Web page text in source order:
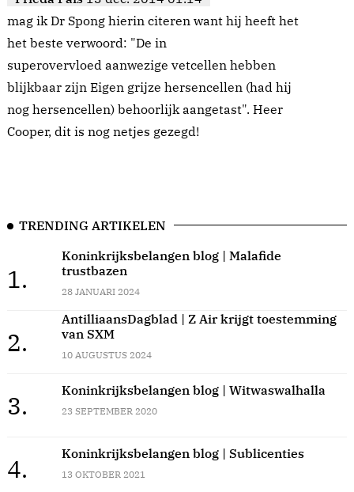
mag ik Dr Spong hierin citeren want hij heeft het
het beste verwoord: "De in
superovervloed aanwezige vetcellen hebben
blijkbaar zijn Eigen grijze hersencellen (had hij
nog hersencellen) behoorlijk aangetast". Heer
Cooper, dit is nog netjes gezegd!
TRENDING ARTIKELEN
1.
Koninkrijksbelangen blog | Malafide
trustbazen
28 JANUARI 2024
2.
AntilliaansDagblad | Z Air krijgt toestemming
van SXM
10 AUGUSTUS 2024
3.
Koninkrijksbelangen blog | Witwaswalhalla
23 SEPTEMBER 2020
4.
Koninkrijksbelangen blog | Sublicenties
13 OKTOBER 2021